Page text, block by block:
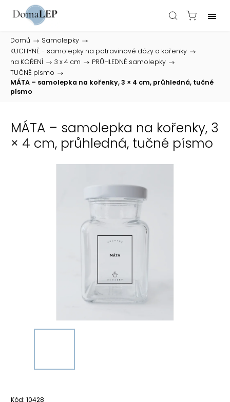
Domů / Samolepky /
KUCHYNĚ - samolepky na potravinové dózy a kořenky /
na KOŘENÍ / 3 x 4 cm / PRŮHLEDNÉ samolepky /
TUČNÉ písmo /
MÁTA – samolepka na kořenky, 3 × 4 cm, průhledná, tučné
písmo
MÁTA – samolepka na kořenky, 3
× 4 cm, průhledná, tučné písmo
Kód: 10428